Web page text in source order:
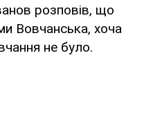
розповів, що
Вовчанська, хоча
не було.